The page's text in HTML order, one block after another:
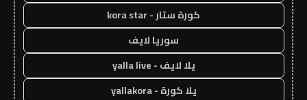
كورة ستار - kora star
سوريا لايف
يلا لايف - yalla live
يلا كورة - yallakora